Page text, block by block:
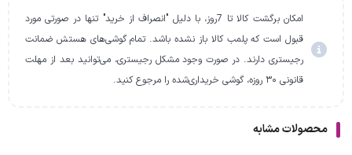
امکان برگشت کالا تا 7روز، با دلیل "انصراف از خرید" تنها در صورتی مورد
قبول است که پلمب کالا باز نشده باشد. تمام گوشی‌های هستش ضمانت
رجیستری دارند. در صورت وجود مشکل رجیستری، می‌توانید بعد از مهلت
قانونی ۳۰ روزه، گوشی خریداری‌شده را مرجوع کنید.
محصولات مشابه